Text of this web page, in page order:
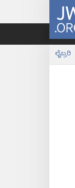
JW.ORG
ಲೈಬ್ರರಿ